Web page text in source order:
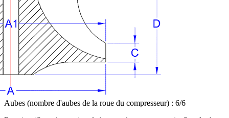
Aubes (nombre d'aubes de la roue du compresseur) : 6/6